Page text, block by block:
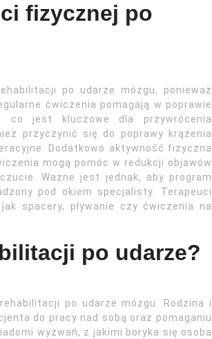
fizycznej po
po udarze mózgu, ponieważ
ćwiczenia pomagają w poprawie
co jest kluczowe dla przywrócenia
przyczynić się do poprawy krążenia
Dodatkowo aktywność fizyczna
mogą pomóc w redukcji objawów
Ważne jest jednak, aby program
pod okiem specjalisty. Terapeuci
spacery, pływanie czy ćwiczenia na
po udarze?
po udarze mózgu. Rodzina i
do pracy nad sobą oraz pomaganiu
wyzwań, z jakimi boryka się osoba